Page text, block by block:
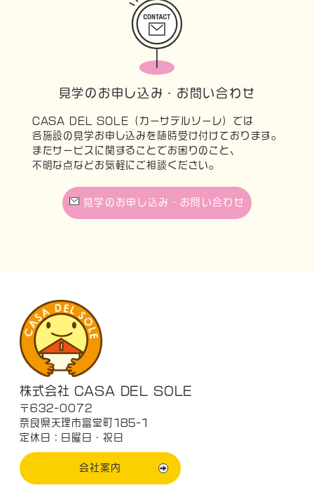
見学のお申し込み・お問い合わせ
CASA DEL SOLE（カーサデルソーレ）では
各施設の見学お申し込みを随時受け付けております。
またサービスに関することでお困りのこと、
不明な点などお気軽にご相談ください。
見学のお申し込み・お問い合わせ
株式会社 CASA DEL SOLE
〒632-0072
奈良県天理市富堂町185-1
定休日：日曜日・祝日
会社案内